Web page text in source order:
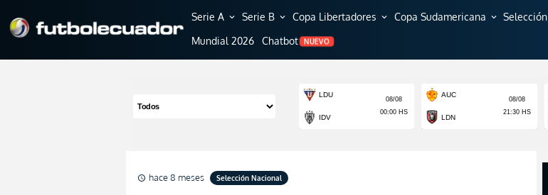
Serie A expand_more Serie B expand_more Copa Libertadores expand_more Copa Sudamericana expand_more Selección
Mundial 2026 Chatbot NUEVO
schedule hace 8 meses Selección Nacional